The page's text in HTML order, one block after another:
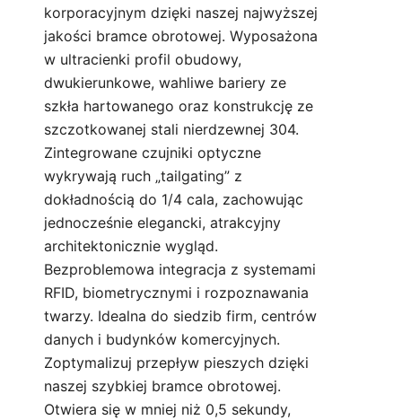
korporacyjnym dzięki naszej najwyższej
jakości bramce obrotowej. Wyposażona
w ultracienki profil obudowy,
dwukierunkowe, wahliwe bariery ze
szkła hartowanego oraz konstrukcję ze
szczotkowanej stali nierdzewnej 304.
Zintegrowane czujniki optyczne
wykrywają ruch „tailgating” z
dokładnością do 1/4 cala, zachowując
jednocześnie elegancki, atrakcyjny
architektonicznie wygląd.
Bezproblemowa integracja z systemami
RFID, biometrycznymi i rozpoznawania
twarzy. Idealna do siedzib firm, centrów
danych i budynków komercyjnych.
Zoptymalizuj przepływ pieszych dzięki
naszej szybkiej bramce obrotowej.
Otwiera się w mniej niż 0,5 sekundy,